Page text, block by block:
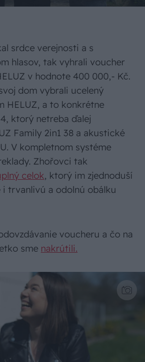
srdce verejnosti a s
hlasov, tak vyhrali voucher
v hodnote 400 000,- Kč.
dom vybrali ucelený
HELUZ, a to konkrétne
ktorý netreba ďalej
Family 2in1 38 a akustické
V kompletnom systéme
Zhořovci tak
celok, ktorý im zjednoduší
i trvanlivú a odolnú obálku
voucheru a čo na
sme nakrútili.